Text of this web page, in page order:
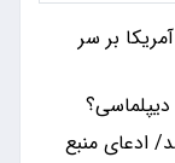
بر سر
منبع